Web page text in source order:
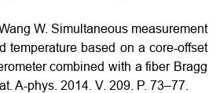
W. Simultaneous measurement
temperature based on a core-offset
combined with a fiber Bragg
A-phys. 2014. V. 209. P. 73–77.